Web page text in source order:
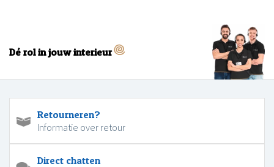
Dé rol in jouw interieur
Retourneren?
Informatie over retour
Direct chatten